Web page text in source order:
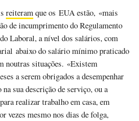
reiteramque os EUA estão, «mais
de incumprimento do Regulamento
Laboral, a nível dos salários, com
abaixo do salário mínimo praticado
noutras situações. «Existem
a serem obrigados a desempenhar
na sua descrição de serviço, ou a
realizar trabalho em casa, em
vezes mesmo nos dias de folga,